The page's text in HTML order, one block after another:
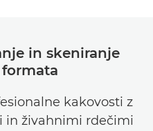
in skeniranje
kakovosti z
in živahnimi rdečimi